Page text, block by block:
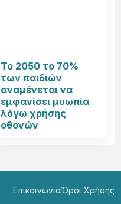
Το 2050 το 70%
των παιδιών
αναμένεται να
εμφανίσει μυωπία
λόγω χρήσης
οθονών
ΕπικοινωνίαΌροι Χρήσης